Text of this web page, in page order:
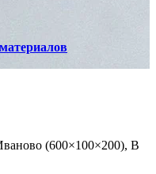
(600×100×200), В